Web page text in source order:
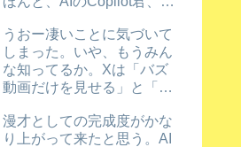
うおー凄いことに気づいて
しまった。いや、もうみん
な知ってるか。Xは「バズ
動画だけを見せる」と「新
せているんだってさ
漫才としての完成度がかな
り上がって来たと思う。AI